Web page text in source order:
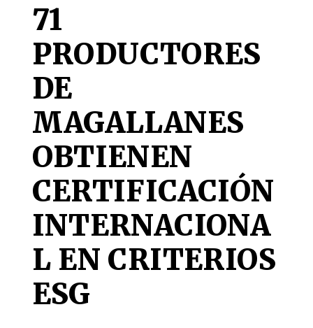
71
PRODUCTORES
DE
MAGALLANES
OBTIENEN
CERTIFICACIÓN
INTERNACIONA
L EN CRITERIOS
ESG